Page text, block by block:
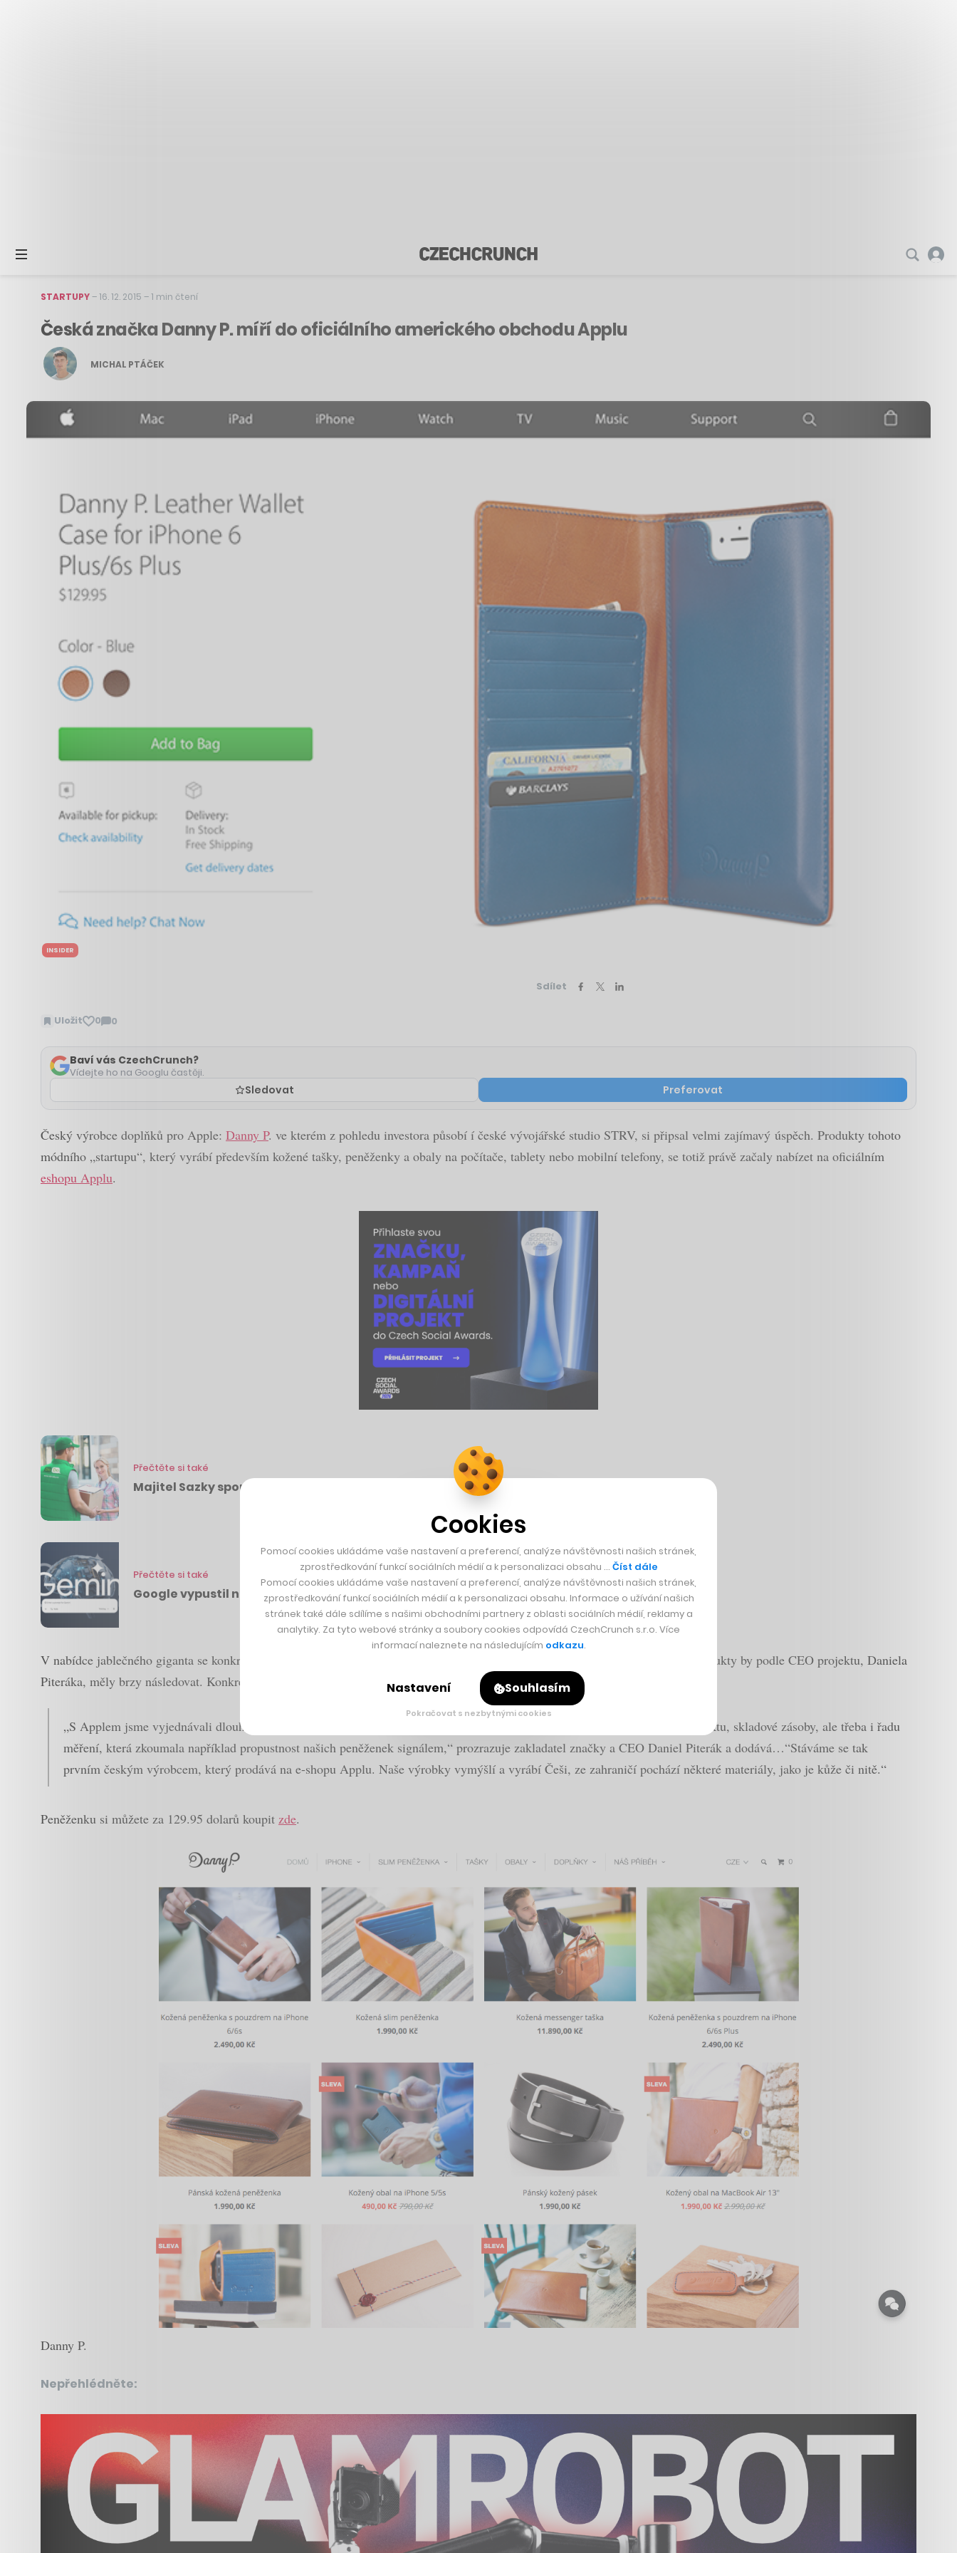
STARTUPY–16. 12. 2015 –1 min čtení
Česká značka Danny P. míří do oficiálního amerického obchodu Applu
MICHAL PTÁČEK
INSIDER
Sdílet
Uložit 0 0
Zobrazit
Baví vás CzechCrunch?
Vídejte ho na Googlu častěji.
Sledovat Preferovat
Český výrobce doplňků pro Apple: Danny P. ve kterém z pohledu investora působí í české vývojářské studio STRV, si připsal velmi zajímavý úspěch. Produkty tohoto
módního „startupu“, který vyrábí především kožené tašky, peněženky a obaly na počítače, tablety nebo mobilní telefony, se totiž právě začaly nabízet na oficiálním
eshopu Applu.
Přečtěte si také
Majitel Sazky spouští v ČR kopii populárního SMS donáškového startupu Magic
Přečtěte si také
Google vypustil novinku, co šetří hodiny času. A konečně umí česky
V nabídce jablečného giganta se konkrétně objevuje peněženka s pouzdrem na telefony iPhone 6 Plus/6S Plus, s tím, že další produkty by podle CEO projektu, Daniela
Piteráka, měly brzy následovat. Konkrétně pak kožené tašky či kožené obaly na počítače MacBook Air.
„S Applem jsme vyjednávali dlouhé měsíce. Pro zalistování do e-shopu jsme museli splnit přísné podmínky na kvalitu produktu, skladové zásoby, ale třeba i řadu
měření, která zkoumala například propustnost našich peněženek signálem,“ prozrazuje zakladatel značky a CEO Daniel Piterák a dodává…“Stáváme se tak
prvním českým výrobcem, který prodává na e-shopu Applu. Naše výrobky vymýšlí a vyrábí Češi, ze zahraničí pochází některé materiály, jako je kůže či nitě.“
Peněženku si můžete za 129.95 dolarů koupit zde.
Danny P.
Nepřehlédněte:
Cookies
Pomocí cookies ukládáme vaše nastavení a preferencí, analýze návštěvnosti našich stránek,
zprostředkování funkcí sociálních médií a k personalizaci obsahu … Číst dále
Pomocí cookies ukládáme vaše nastavení a preferencí, analýze návštěvnosti našich stránek,
zprostředkování funkcí sociálních médií a k personalizaci obsahu. Informace o užívání našich
stránek také dále sdílíme s našimi obchodními partnery z oblasti sociálních médií, reklamy a
analytiky. Za tyto webové stránky a soubory cookies odpovídá CzechCrunch s.r.o. Více
informací naleznete na následujícím odkazu.
Nastavení Souhlasím
Pokračovat s nezbytnými cookies